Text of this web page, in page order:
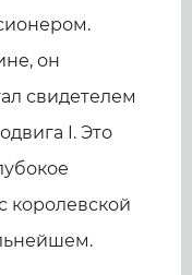
он
свидетелем
I. Это
королевской